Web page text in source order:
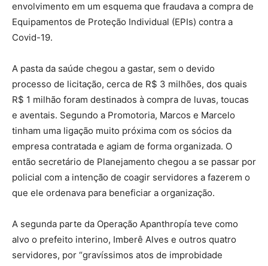
envolvimento em um esquema que fraudava a compra de
Equipamentos de Proteção Individual (EPIs) contra a
Covid-19.
A pasta da saúde chegou a gastar, sem o devido
processo de licitação, cerca de R$ 3 milhões, dos quais
R$ 1 milhão foram destinados à compra de luvas, toucas
e aventais. Segundo a Promotoria, Marcos e Marcelo
tinham uma ligação muito próxima com os sócios da
empresa contratada e agiam de forma organizada. O
então secretário de Planejamento chegou a se passar por
policial com a intenção de coagir servidores a fazerem o
que ele ordenava para beneficiar a organização.
A segunda parte da Operação Apanthropía teve como
alvo o prefeito interino, Imberê Alves e outros quatro
servidores, por “gravíssimos atos de improbidade